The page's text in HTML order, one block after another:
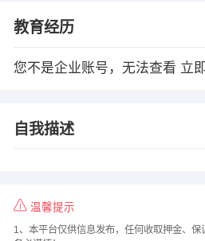
教育经历
您不是企业账号，无法查看 立
自我描述
温馨提示
1、本平台仅供信息发布，任何收取押金、